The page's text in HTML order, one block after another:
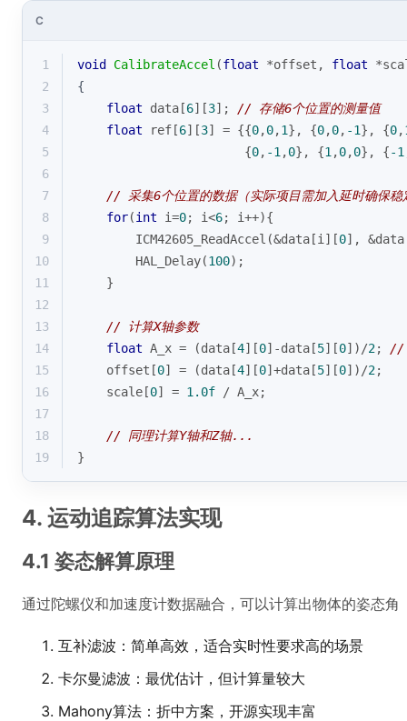
C
1 void CalibrateAccel (float *offset, float
2
{
3
float data[6][3]; // 存储6个位置的测量值
4
float ref[6][3] = {{0,0,1}, {0,0, -1}, {0,
5
                       {
0, -1 ,0}, {1 ,0,0}, {-1
6
7
// 采集6个位置的数据（实际项目需加入延时确保稳
8
for(int i=0; i<6; i++){
9
        ICM42605_ReadAccel(&data[i][
0],
10
        HAL_Delay(
100);
11
    }
12
13
// 计算X轴参数
14
float A_x = (data[4][0]-data[5][0])/2; //
15
    offset[
0] = (data[4][0]+data[5][0])/2;
16
    scale[
0] = 1.0f / A_x;
17
18
// 同理计算Y轴和Z轴...
19
}
4. 运动追踪算法实现
4.1 姿态解算原理
通过陀螺仪和加速度计数据融合，可以计算出物体的姿态
互补滤波：简单高效，适合实时性要求高的场景
卡尔曼滤波：最优估计，但计算量较大
Mahony算法：折中方案，开源实现丰富